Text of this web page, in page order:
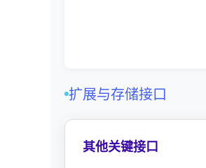
扩展与存储接口
其他关键接口